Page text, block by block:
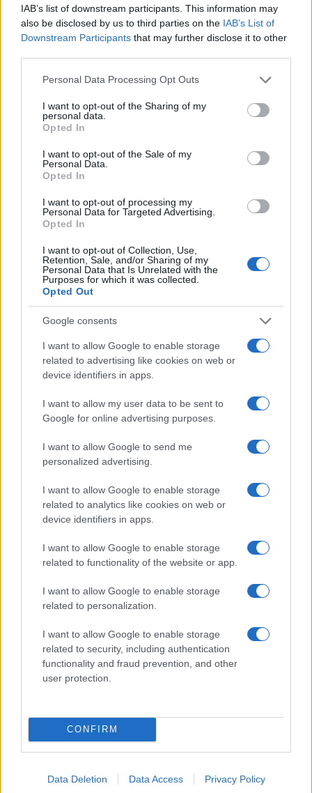
IAB’s list of downstream participants. This information may
also be disclosed by us to third parties on the IAB’s List of
Downstream Participants that may further disclose it to other
Please note that this website/app uses one or more Google
not limited to your visit or usage behaviour. You may click to
grant or deny consent to Google and its third-party tags to
use your data for below specified purposes in below Google
consent section.
Personal Data Processing Opt Outs
I want to opt-out of the Sharing of my
personal data.
Opted In
I want to opt-out of the Sale of my
Personal Data.
Opted In
I want to opt-out of processing my
Personal Data for Targeted Advertising.
Opted In
I want to opt-out of Collection, Use,
Retention, Sale, and/or Sharing of my
Personal Data that Is Unrelated with the
Purposes for which it was collected.
Opted Out
Google consents
I want to allow Google to enable storage
related to advertising like cookies on web or
device identifiers in apps.
I want to allow my user data to be sent to
Google for online advertising purposes.
I want to allow Google to send me
personalized advertising.
I want to allow Google to enable storage
related to analytics like cookies on web or
device identifiers in apps.
I want to allow Google to enable storage
related to functionality of the website or app.
I want to allow Google to enable storage
related to personalization.
I want to allow Google to enable storage
related to security, including authentication
functionality and fraud prevention, and other
user protection.
CONFIRM
Data Deletion Data Access Privacy Policy
Επιταγή Ακρίβειας: Ξεκίνησαν οι
Πληρωμές – Ανακούφιση για
Χιλιάδες Δικαιούχους
Σήμερα η πληρωμή για την
επιταγή ακρίβειας
Νωρίτερα οι πληρωμές – Πότε
ξεκινούν
20/09/2024 - 09:50
Συντάξεις Οκτωβρίου 2024:
Ανακοινώθηκαν οι οριστικές
ημερομηνίες – Πότε θα
ξεκινήσουν οι πληρωμές
17/09/2024 - 20:56
ΑΛΛΑΓΕΣ στις συντάξεις
πληρωμές
13/08/2024 - 06:34
Oι ημερομηνίες πληρωμής για τις
22/07/2024 - 18:07
Συντάξεις Ιουλίου 2024: Το
τριήμερο φέρνει τα πάνω κάτω –
Συντάξεις Ιουνίου 2024: Πότε
24/05/2024 - 18:01